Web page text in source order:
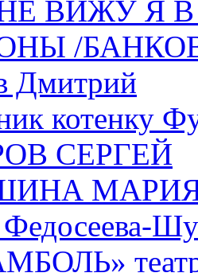
ВИЖУ Я
/
Дмитрий
котенку
СЕРГЕЙ